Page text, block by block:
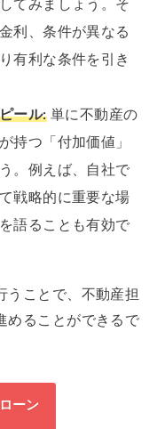
てみましょう。そ
利、条件が異なる
有利な条件を引き
ール:単に不動産の
持つ「付加価値」
。例えば、自社で
戦略的に重要な場
語ることも有効で
うことで、不動産担
めることができるで
ーン